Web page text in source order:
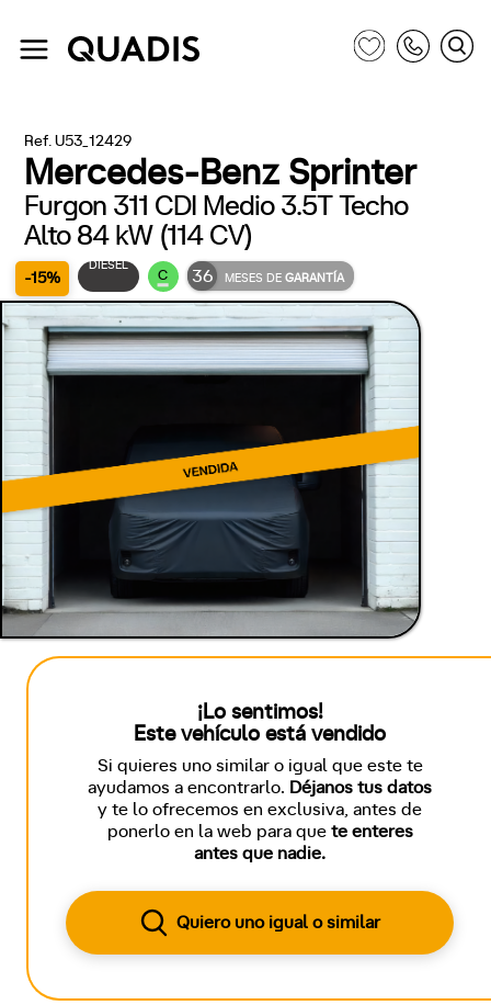
Ref. U53_12429
Mercedes-Benz Sprinter
Furgon 311 CDI Medio 3.5T Techo
Alto 84 kW (114 CV)
-15%
DIÉSEL
C 36 MESES DEGARANTÍA
¡Lo sentimos!
Este vehículo está vendido
Si quieres uno similar o igual que este te
ayudamos a encontrarlo. Déjanos tus datos
y te lo ofrecemos en exclusiva, antes de
ponerlo en la web para que te enteres
antes que nadie.
Quiero uno igual o similar